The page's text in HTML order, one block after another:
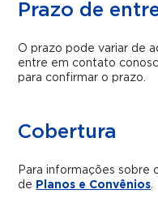
Prazo de
O prazo pode variar de
entre em contato
para confirmar o prazo.
Cobertura
Para informações sobre
de Planos e Convênios.